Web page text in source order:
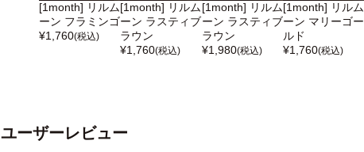
[1month] リルム
ーン フラミンゴ
¥1,760(税込)
[1month] リルム
ーン ラスティブ
ラウン
¥1,760(税込)
[1month] リルム
ーン ラスティブ
ラウン
¥1,980(税込)
[1month] リルム
ーン マリーゴー
ルド
¥1,760(税込)
ユーザーレビュー